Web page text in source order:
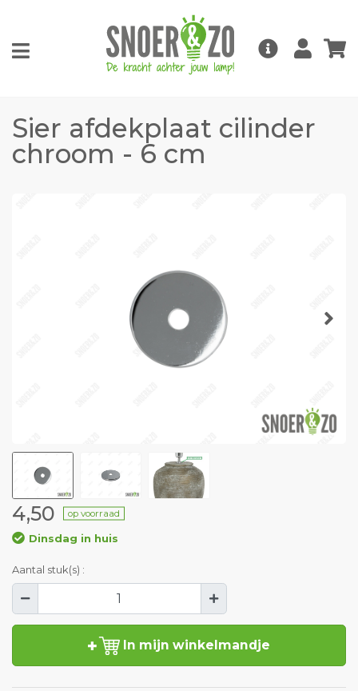
Sier afdekplaat cilinder
chroom - 6 cm
4,50 op voorraad
Dinsdag in huis
Aantal stuk(s) :
In mijn winkelmandje